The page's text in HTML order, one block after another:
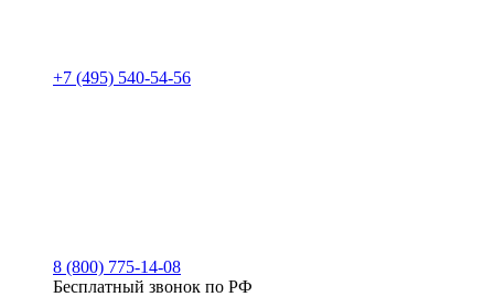
+7 (495) 540-54-56
8 (800) 775-14-08
Бесплатный звонок по РФ